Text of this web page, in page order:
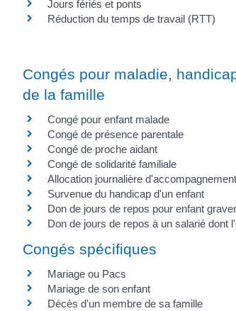
Jours fériés et ponts
Réduction du temps de travail (RTT)
Congés pour maladie,
de la famille
Congé pour enfant malade
Congé de présence parentale
Congé de proche aidant
Congé de solidarité familiale
Allocation journalière
Survenue du handicap d'un enfant
Don de jours de repos pour enfant
Don de jours de repos à un salarié dont
Congés spécifiques
Mariage ou Pacs
Mariage de son enfant
Décès d'un membre de sa famille